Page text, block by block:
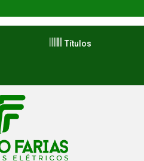
Títulos